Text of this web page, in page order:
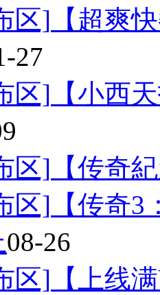
区] 【超爽
27
区] 【小西
区] 【传奇
区] 【传奇
08-26
区] 【上线